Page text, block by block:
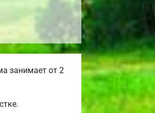
занимает от 2